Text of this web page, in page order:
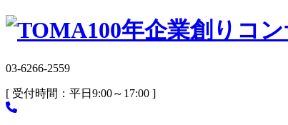
03-6266-2559
[ 受付時間：平日9:00～17:00 ]